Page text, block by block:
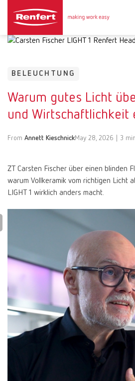
BELEUCHTUNG
Warum gutes Licht
und Wirtschaftlichkeit
From Annett KieschnickMay 28, 2026 | 3
ZT Carsten Fischer über einen blinden
warum Vollkeramik vom richtigen Licht
LIGHT 1 wirklich anders macht.